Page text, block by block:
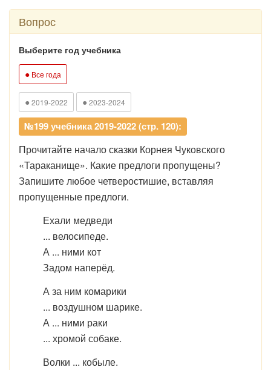
Вопрос
Выберите год учебника
● Все года
● 2019-2022 ● 2023-2024
№199 учебника 2019-2022 (стр. 120):
Прочитайте начало сказки Корнея Чуковского
«Тараканище». Какие предлоги пропущены?
Запишите любое четверостишие, вставляя
пропущенные предлоги.
Ехали медведи
... велосипеде.
А ... ними кот
Задом наперёд.
А за ним комарики
... воздушном шарике.
А ... ними раки
... хромой собаке.
Волки ... кобыле.